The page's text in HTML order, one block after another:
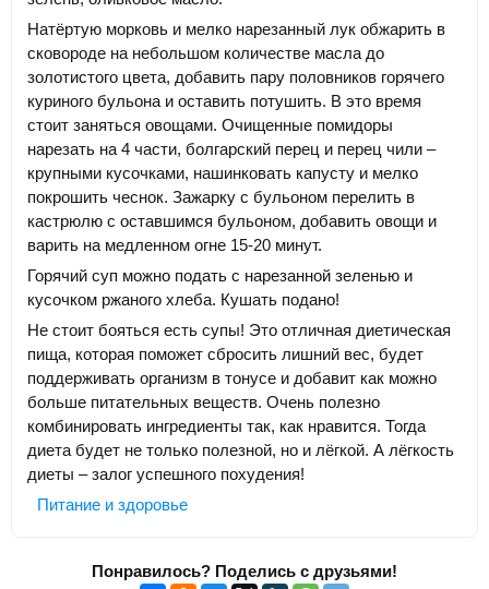
Натёртую морковь и мелко нарезанный лук обжарить в
сковороде на небольшом количестве масла до
золотистого цвета, добавить пару половников горячего
куриного бульона и оставить потушить. В это время
стоит заняться овощами. Очищенные помидоры
нарезать на 4 части, болгарский перец и перец чили –
крупными кусочками, нашинковать капусту и мелко
покрошить чеснок. Зажарку с бульоном перелить в
кастрюлю с оставшимся бульоном, добавить овощи и
варить на медленном огне 15-20 минут.
Горячий суп можно подать с нарезанной зеленью и
кусочком ржаного хлеба. Кушать подано!
Не стоит бояться есть супы! Это отличная диетическая
пища, которая поможет сбросить лишний вес, будет
поддерживать организм в тонусе и добавит как можно
больше питательных веществ. Очень полезно
комбинировать ингредиенты так, как нравится. Тогда
диета будет не только полезной, но и лёгкой. А лёгкость
диеты – залог успешного похудения!
Питание и здоровье
Понравилось? Поделись с друзьями!